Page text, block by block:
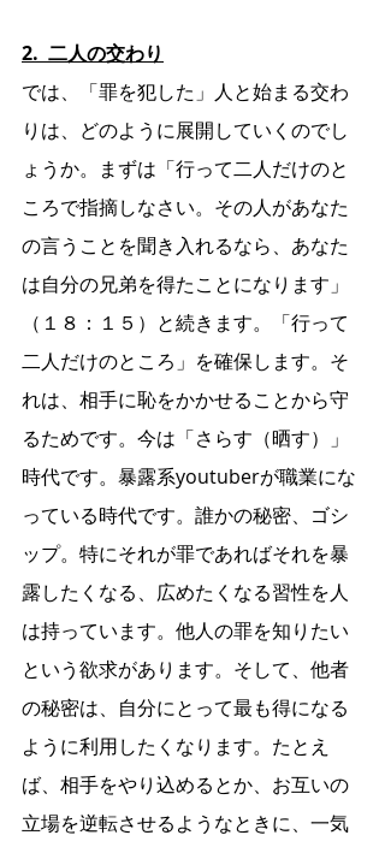
2.  二人の交わり
では、「罪を犯した」人と始まる交わ
りは、どのように展開していくのでし
ょうか。まずは「行って二人だけのと
ころで指摘しなさい。その人があなた
の言うことを聞き入れるなら、あなた
は自分の兄弟を得たことになります」
（１８：１５）と続きます。「行って
二人だけのところ」を確保します。そ
れは、相手に恥をかかせることから守
るためです。今は「さらす（晒す）」
時代です。暴露系youtuberが職業にな
っている時代です。誰かの秘密、ゴシ
ップ。特にそれが罪であればそれを暴
露したくなる、広めたくなる習性を人
は持っています。他人の罪を知りたい
という欲求があります。そして、他者
の秘密は、自分にとって最も得になる
ように利用したくなります。たとえ
ば、相手をやり込めるとか、お互いの
立場を逆転させるようなときに、一気